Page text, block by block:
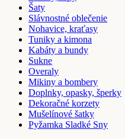
Šaty
Slávnostné oblečenie
Nohavice, kraťasy
Tuniky a kimona
Kabáty a bundy
Sukne
Overaly
Mikiny a bombery
Doplnky, opasky, šperky
Dekoračné korzety
Mušelínové šatky
Pyžamka Sladké Sny